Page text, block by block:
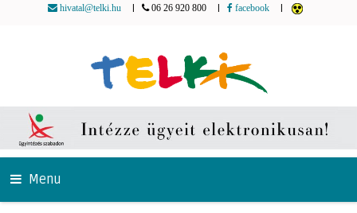
hivatal@telki.hu 06 26 920 800 facebook
Menu